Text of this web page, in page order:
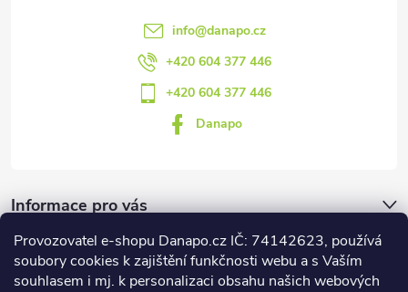
Provozovatel e-shopu Danapo.cz IČ: 74142623, používá
soubory cookies k zajištění funkčnosti webu a s Vaším
souhlasem i mj. k personalizaci obsahu našich webových
info@danapo.cz
+420 604 377 446
+420 604 377 446
Danapo
Informace pro vás
Dotazník